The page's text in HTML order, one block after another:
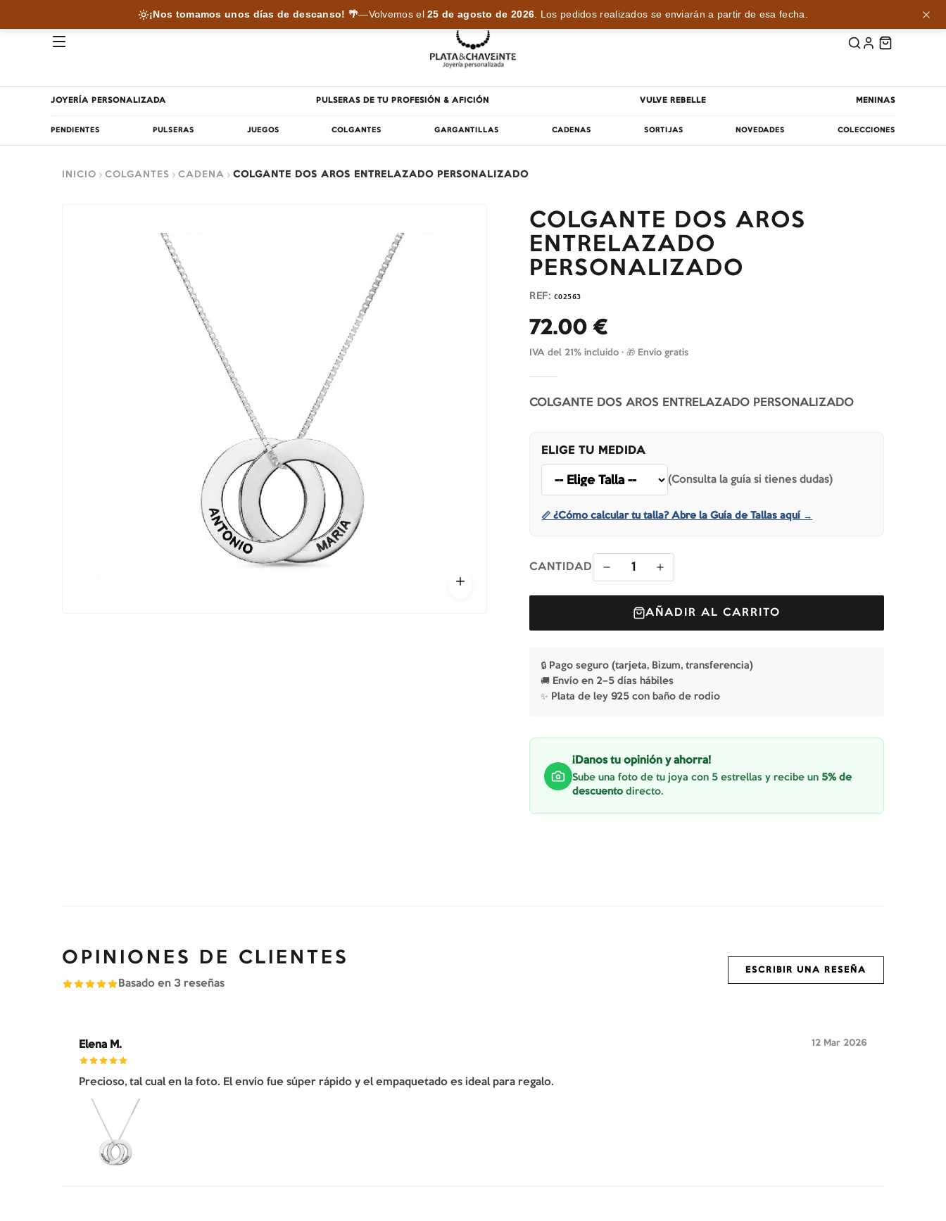
¡Nos tomamos unos días de descanso! 🌴—Volvemos el25 de agosto de 2026. Los pedidos realizados se enviarán a partir de esa fecha.
JOYERÍA PERSONALIZADA PULSERAS DE TU PROFESIÓN & AFICIÓN VULVE REBELLE MENINAS
PENDIENTES PULSERAS JUEGOS COLGANTES GARGANTILLAS CADENAS SORTIJAS NOVEDADES COLECCIONES
INICIO COLGANTES CADENA COLGANTE DOS AROS ENTRELAZADO PERSONALIZADO
COLGANTE DOS AROS
ENTRELAZADO
PERSONALIZADO
REF: CO2563
72.00 €
IVA del 21% incluido ·🎁 Envío gratis
COLGANTE DOS AROS ENTRELAZADO PERSONALIZADO
ELIGE TU MEDIDA
(Consulta la guía si tienes dudas)
📏 ¿Cómo calcular tu talla? Abre la Guía de Tallas aquí →
CANTIDAD 1
AÑADIR AL CARRITO
🔒 Pago seguro (tarjeta, Bizum, transferencia)
🚚 Envío en 2–5 días hábiles
✨ Plata de ley 925 con baño de rodio
¡Danos tu opinión y ahorra!
Sube una foto de tu joya con 5 estrellas y recibe un 5% de
descuento directo.
OPINIONES DE CLIENTES
Basado en 3 reseñas
ESCRIBIR UNA RESEÑA
Elena M. 12 Mar 2026
Precioso, tal cual en la foto. El envío fue súper rápido y el empaquetado es ideal para regalo.